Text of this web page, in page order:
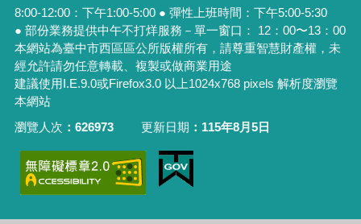
8:00-12:00：下午1:00-5:00 ● 彈性上班時間：下午5:00-5:30
● 部份業務提供中午不打烊服務－單一窗口： 12：00〜13：00
本網站為臺中市西區區公所版權所有，請尊重智慧財產權，未
經允許請勿任意轉載、複製或做商業用途
建議使用I.E.9.0或Firefox3.0 以上1024x768 pixels 解析度瀏覽
本網站
瀏覽人次
626973 更新日期 115年8月5日